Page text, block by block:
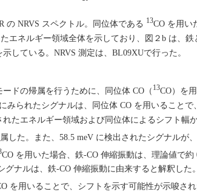
の NRVS スペクトル。同位体である 13CO を用い
エネルギー領域全体を示しており、図２b は、
している。NRVS 測定は、BL09XUで行った。
ドの帰属を行うために、同位体 CO（ 13CO）を
みられたシグナルは、同位体 CO を用いること
れたエネルギー領域および同位体によるシフト幅
した。また、58.5 meV に検出されたシグナルが、
CO を用いた場合、鉄-CO 伸縮振動は、理論値で
グナルは、鉄-CO 伸縮振動に由来すると解釈した
を用いることで、シフトを示す可能性が示唆さ